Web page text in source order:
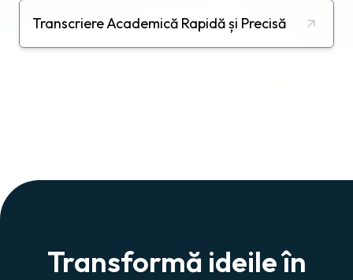
Transcriere Academică Rapidă și Precisă
Transformă ideile în